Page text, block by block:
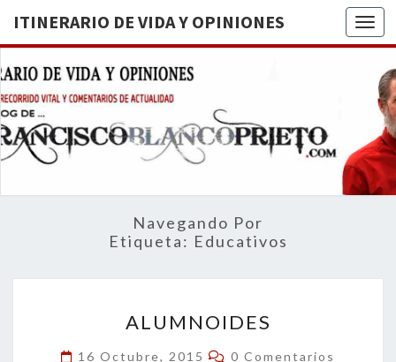
ITINERARIO DE VIDA Y OPINIONES
DE
BREVE
RECORRIDO
VITAL Y
ACTUALIDAD
Navegando Por
Etiqueta: Educativos
ALUMNOIDES
16 Octubre, 2015 Comentarios
0 Comentarios